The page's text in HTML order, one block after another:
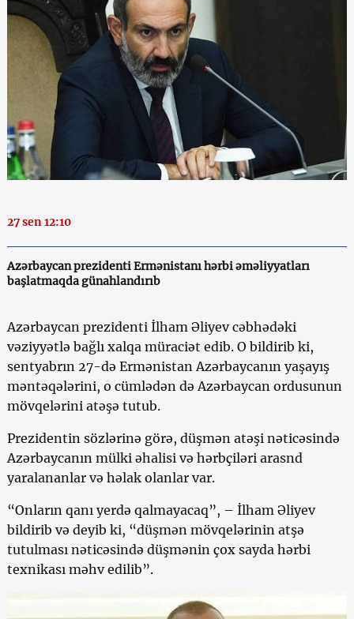
27 sen 12:10
Azərbaycan prezidenti Ermənistanı hərbi əməliyyatları
başlatmaqda günahlandırıb
Azərbaycan prezidenti İlham Əliyev cəbhədəki
vəziyyətlə bağlı xalqa müraciət edib. O bildirib ki,
sentyabrın 27-də Ermənistan Azərbaycanın yaşayış
məntəqələrini, o cümlədən də Azərbaycan ordusunun
mövqelərini atəşə tutub.
Prezidentin sözlərinə görə, düşmən atəşi nəticəsində
Azərbaycanın mülki əhalisi və hərbçiləri arasnd
yaralananlar və həlak olanlar var.
“Onların qanı yerdə qalmayacaq”, – İlham Əliyev
bildirib və deyib ki, “düşmən mövqelərinin atşə
tutulması nəticəsində düşmənin çox sayda hərbi
texnikası məhv edilib”.